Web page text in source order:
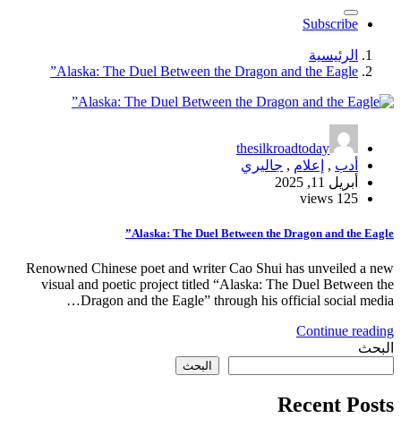
Subscribe
الرئيسية
Alaska: The Duel Between the Dragon and the Eagle”
thesilkroadtoday
أدب , إعلام , جاليري
أبريل 11, 2025
125 views
Alaska: The Duel Between the Dragon and the Eagle”
Renowned Chinese poet and writer Cao Shui has unveiled a new
visual and poetic project titled “Alaska: The Duel Between the
Dragon and the Eagle” through his official social media…
Continue reading
البحث
البحث
Recent Posts